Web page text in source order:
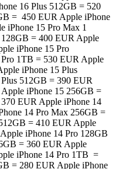
16 Plus 512GB = 520
= 450 EUR Apple iPhone
iPhone 15 Pro Max 1
= 400 EUR Apple
iPhone 15 Pro
1TB = 530 EUR Apple
iPhone 15 Plus
512GB = 390 EUR
iPhone 15 256GB =
EUR Apple iPhone 14
14 Pro Max 256GB =
= 410 EUR Apple
iPhone 14 Pro 128GB
= 360 EUR Apple
iPhone 14 Pro 1TB =
= 280 EUR Apple iPhone